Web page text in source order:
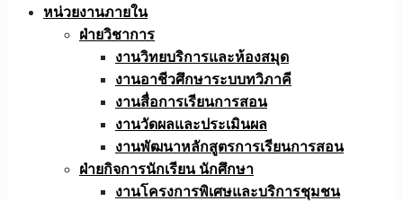
หน่วยงานภายใน
ฝ่ายวิชาการ
งานวิทยบริการและห้องสมุด
งานอาชีวศึกษาระบบทวิภาคี
งานสื่อการเรียนการสอน
งานวัดผลและประเมินผล
งานพัฒนาหลักสูตรการเรียนการสอน
ฝ่ายกิจการนักเรียน นักศึกษา
งานโครงการพิเศษและบริการชุมชน